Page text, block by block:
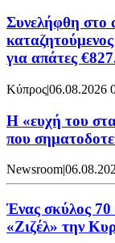
Συνελήφθη στο
για απάτες
Κύπρος|06.08.2026
Η «ευχή του
που
Newsroom|
Ένας σκύλος 70
«Ζιζέλ» την